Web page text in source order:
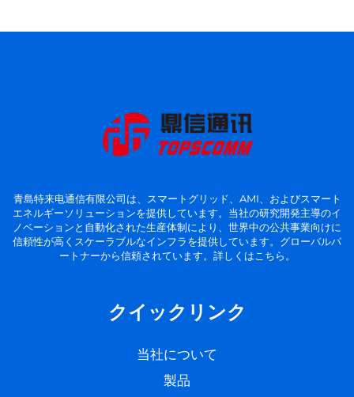
青島特来电通信有限公司は、スマートグリッド、AMI、およびスマート
エネルギーソリューションを提供しています。当社の研究開発主導のイ
ノベーションと自動化された生産体制により、世界中の公共事業向けに
信頼性が高くスケーラブルなインフラを提供しています。グローバルパ
ートナーから信頼されています。詳しくはこちら。
クイックリンク
当社について
製品